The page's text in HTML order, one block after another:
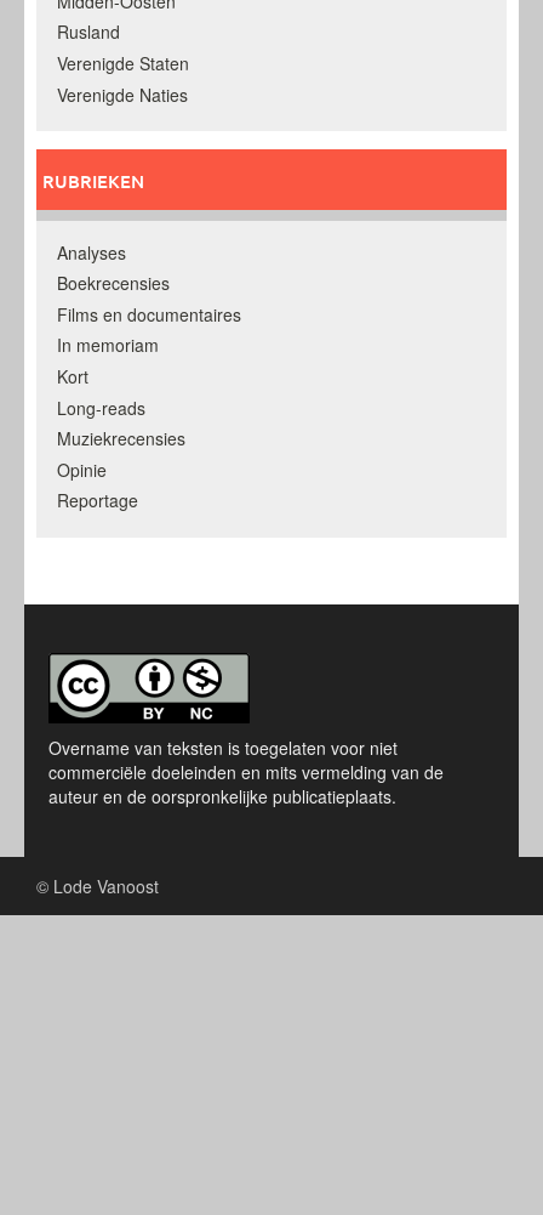
Rusland
Verenigde Staten
Verenigde Naties
RUBRIEKEN
Analyses
Boekrecensies
Films en documentaires
In memoriam
Kort
Long-reads
Muziekrecensies
Opinie
Reportage
Overname van teksten is toegelaten voor niet
commerciële doeleinden en mits vermelding van de
auteur en de oorspronkelijke publicatieplaats.
© Lode Vanoost